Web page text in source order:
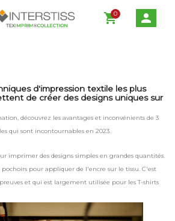
shopping_cart
0 person
d'impression textile les plus
de créer des designs uniques sur
découvrez les avantages et inconvénients de 3
qui sont incontournables en 2023.
imprimer des designs simples en grandes quantités.
pour appliquer de l'encre sur le tissu. C'est
et qui est largement utilisée pour les T-shirts